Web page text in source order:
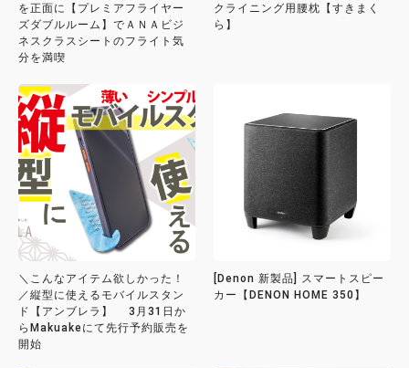
を正面に【プレミアフライヤー
ズダブルルーム】でＡＮＡビジ
ネスクラスシートのフライト気
分を満喫
クライニング用腰枕【すきまく
ら】
＼こんなアイテム欲しかった！
／縦型に使えるモバイルスタン
ド【アンブレラ】 3月31日か
らMakuakeにて先行予約販売を
開始
[Denon 新製品] スマートスピー
カー【DENON HOME 350】